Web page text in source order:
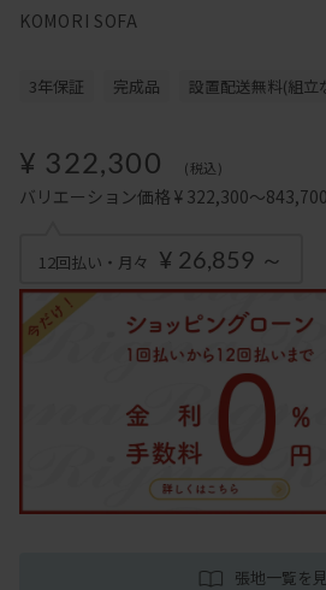
KOMORI SOFA
3年保証 完成品 設置配送無料(組立
¥ 322,300 (税込)
バリエーション価格 ¥ 322,300～843,700
12回払い・月々 ¥ 26,859 ～
張地一覧を